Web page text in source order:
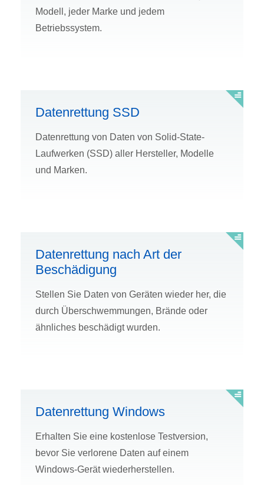
Modell, jeder Marke und jedem
Betriebssystem.
Datenrettung SSD
Datenrettung von Daten von Solid-State-
Laufwerken (SSD) aller Hersteller, Modelle
und Marken.
Datenrettung nach Art der
Beschädigung
Stellen Sie Daten von Geräten wieder her, die
durch Überschwemmungen, Brände oder
ähnliches beschädigt wurden.
Datenrettung Windows
Erhalten Sie eine kostenlose Testversion,
bevor Sie verlorene Daten auf einem
Windows-Gerät wiederherstellen.